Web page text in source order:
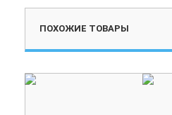
ПОХОЖИЕ ТОВАРЫ